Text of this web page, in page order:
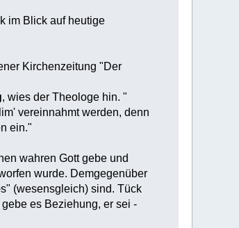
im Blick auf heutige
Kirchenzeitung "Der
, wies der Theologe hin. "
vereinnahmt werden, denn
ein."
wahren Gott gebe und
wurde. Demgegenüber
(wesensgleich) sind. Tück
es Beziehung, er sei -